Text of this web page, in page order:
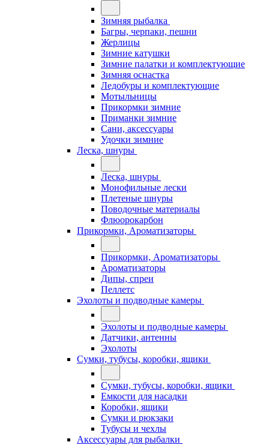
Зимняя рыбалка
Багры, черпаки, пешни
Жерлицы
Зимние катушки
Зимние палатки и комплектующие
Зимняя оснастка
Ледобуры и комплектующие
Мотыльницы
Прикормки зимние
Приманки зимние
Сани, аксессуары
Удочки зимние
Леска, шнуры
Леска, шнуры
Монофильные лески
Плетеные шнуры
Поводочные материалы
Флюорокарбон
Прикормки, Ароматизаторы
Прикормки, Ароматизаторы
Ароматизаторы
Дипы, спреи
Пеллетс
Эхолоты и подводные камеры
Эхолоты и подводные камеры
Датчики, антенны
Эхолоты
Сумки, тубусы, коробки, ящики
Сумки, тубусы, коробки, ящики
Емкости для насадки
Коробки, ящики
Сумки и рюкзаки
Тубусы и чехлы
Аксессуары для рыбалки